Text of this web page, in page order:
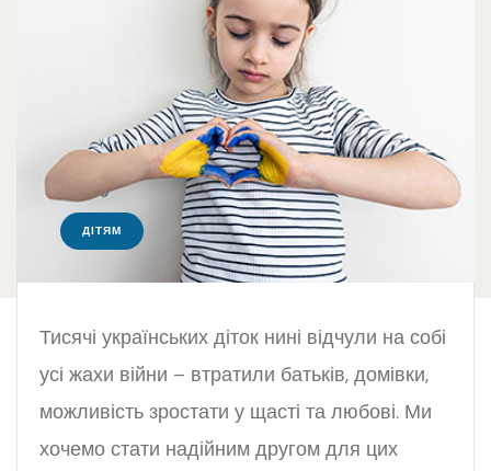
ДІТЯМ
Тисячі українських діток нині відчули на собі
усі жахи війни – втратили батьків, домівки,
можливість зростати у щасті та любові. Ми
хочемо стати надійним другом для цих